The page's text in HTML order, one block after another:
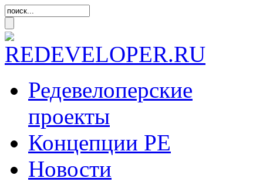
Редевелоперские
проекты
Концепции РЕ
Новости